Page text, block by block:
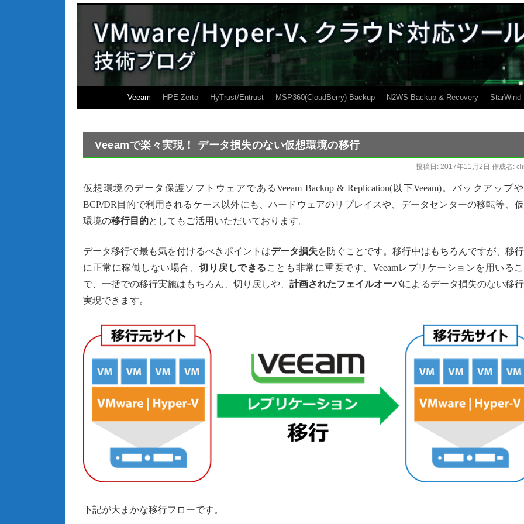
Veeam HPE Zerto HyTrust/Entrust MSP360(CloudBerry) Backup N2WS Backup & Recovery StarWind
Veeamで楽々実現！ データ損失のない仮想環境の移行
投稿日: 2017年11月2日 作成者:
仮想環境のデータ保護ソフトウェアであるVeeam Backup & Replication(以下Veeam)。バックアップ
BCP/DR目的で利用されるケース以外にも、ハードウェアのリプレイスや、データセンターの移転等、
環境の移行目的としてもご活用いただいております。
データ移行で最も気を付けるべきポイントはデータ損失を防ぐことです。移行中はもちろんですが、移
に正常に稼働しない場合、切り戻しできる ことも非常に重要です。Veeamレプリケーションを用いる
で、一括での移行実施はもちろん、切り戻しや、 計画されたフェイルオーバによるデータ損失のない移
実現できます。
下記が大まかな移行フローです。